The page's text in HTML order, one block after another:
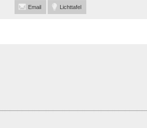
Lichttafel
Email